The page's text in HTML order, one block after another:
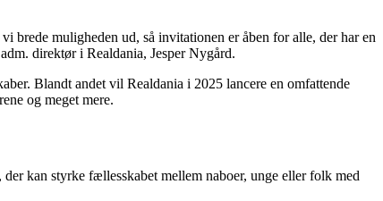
brede muligheden ud, så invitationen er åben for alle, der har en
direktør i Realdania, Jesper Nygård.
Blandt andet vil Realdania i 2025 lancere en omfattende
og meget mere.
kan styrke fællesskabet mellem naboer, unge eller folk med